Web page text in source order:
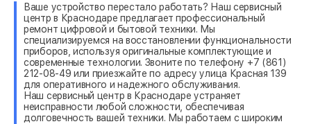
Ваше устройство перестало работать? Наш сервисный
центр в Краснодаре предлагает профессиональный
ремонт цифровой и бытовой техники. Мы
специализируемся на восстановлении функциональности
приборов, используя оригинальные комплектующие и
современные технологии. Звоните по телефону +7 (861)
212-08-49 или приезжайте по адресу улица Красная 139
для оперативного и надежного обслуживания.
Наш сервисный центр в Краснодаре устраняет
неисправности любой сложности, обеспечивая
долговечность вашей техники. Мы работаем с широким